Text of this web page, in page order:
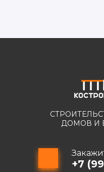
ДОМОВ И
+7